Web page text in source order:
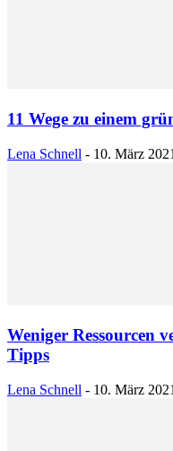
11 Wege zu einem
Lena Schnell - 10. März 2021
Weniger Ressourcen
Tipps
Lena Schnell - 10. März 2021